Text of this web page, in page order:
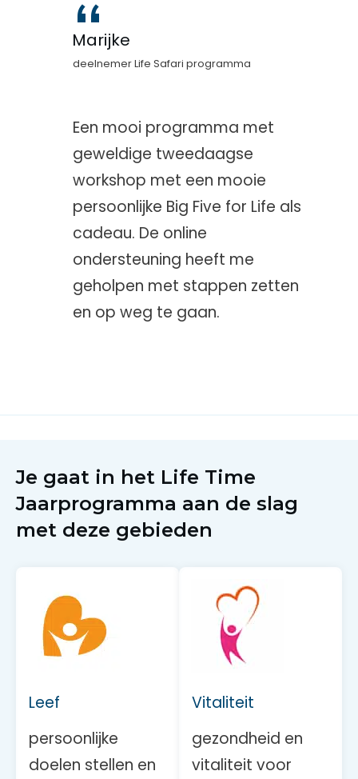
“
Marijke
deelnemer Life Safari programma
Een mooi programma met
geweldige tweedaagse
workshop met een mooie
persoonlijke Big Five for Life als
cadeau. De online
ondersteuning heeft me
geholpen met stappen zetten
en op weg te gaan.
Je gaat in het Life Time
Jaarprogramma aan de slag
met deze gebieden
Leef
persoonlijke
doelen stellen en
Vitaliteit
gezondheid en
vitaliteit voor